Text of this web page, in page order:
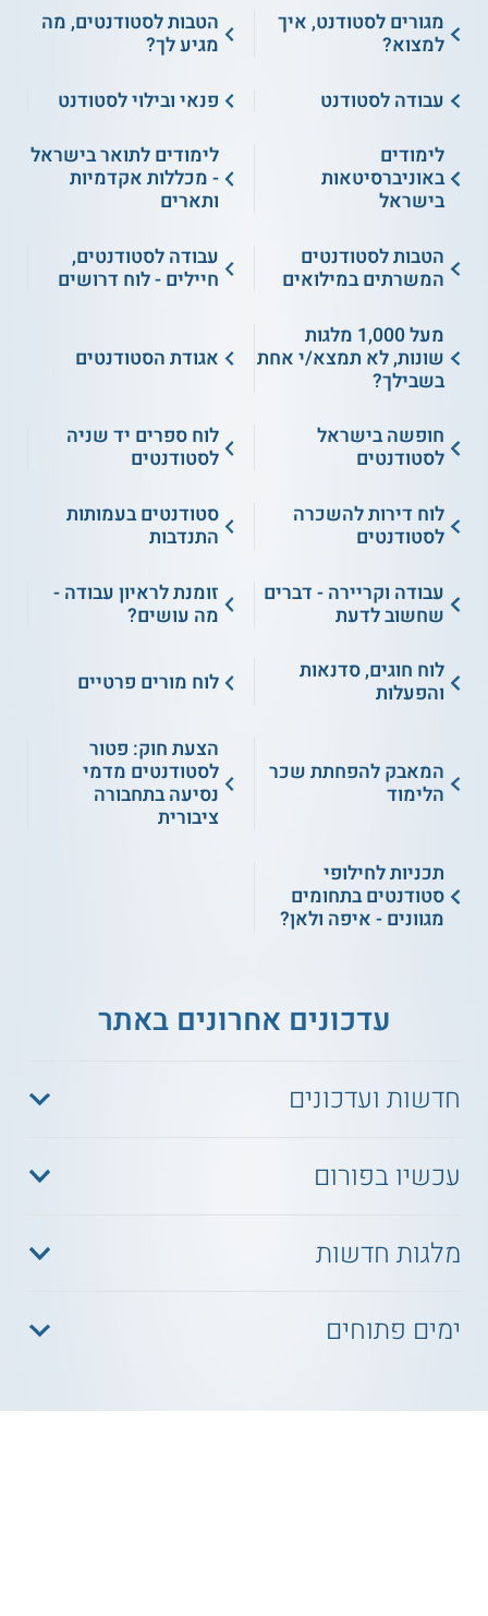
מגורים לסטודנט, איך
למצוא?
הטבות לסטודנטים, מה
מגיע לך?
עבודה לסטודנט
פנאי ובילוי לסטודנט
לימודים
באוניברסיטאות
בישראל
לימודים לתואר בישראל
- מכללות אקדמיות
ותארים
הטבות לסטודנטים
המשרתים במילואים
עבודה לסטודנטים,
חיילים - לוח דרושים
מעל 1,000 מלגות
שונות, לא תמצא/י אחת
בשבילך?
אגודת הסטודנטים
חופשה בישראל
לסטודנטים
לוח ספרים יד שניה
לסטודנטים
לוח דירות להשכרה
לסטודנטים
סטודנטים בעמותות
התנדבות
עבודה וקריירה - דברים
שחשוב לדעת
זומנת לראיון עבודה -
מה עושים?
לוח חוגים, סדנאות
והפעלות
לוח מורים פרטיים
המאבק להפחתת שכר
הלימוד
הצעת חוק: פטור
לסטודנטים מדמי
נסיעה בתחבורה
ציבורית
תכניות לחילופי
סטודנטים בתחומים
מגוונים - איפה ולאן?
עדכונים אחרונים באתר
חדשות ועדכונים
עכשיו בפורום
מלגות חדשות
ימים פתוחים